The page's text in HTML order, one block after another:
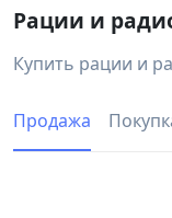
Рации и
Купить рации и
Продажа